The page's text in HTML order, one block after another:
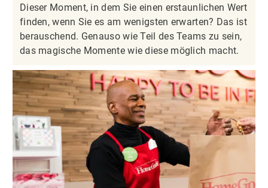
Dieser Moment, in dem Sie einen erstaunlichen Wert
finden, wenn Sie es am wenigsten erwarten? Das ist
berauschend. Genauso wie Teil des Teams zu sein,
das magische Momente wie diese möglich macht.